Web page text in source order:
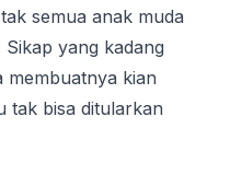
semua anak muda
yang kadang
membuatnya kian
tak bisa ditularkan